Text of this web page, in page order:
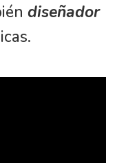
diseñador